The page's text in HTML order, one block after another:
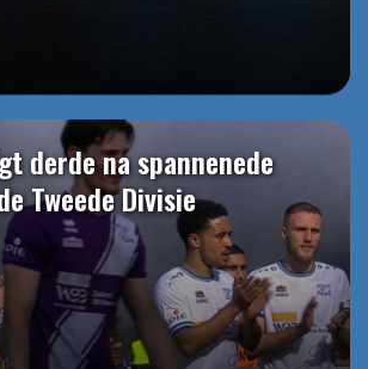
derde na spannenede
Tweede Divisie